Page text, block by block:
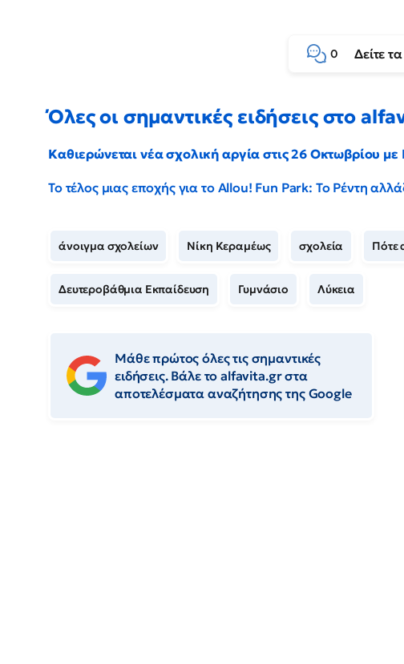
0 Δείτε
Όλες οι σημαντικές ειδήσεις στο
Καθιερώνεται νέα σχολική αργία στις 26 Οκτωβρίου
Το τέλος μιας εποχής για το Allou! Fun Park: Το Ρέντη
άνοιγμα σχολείων Νίκη Κεραμέως σχολεία Πότε
Δευτεροβάθμια Εκπαίδευση Γυμνάσιο Λύκεια
Μάθε πρώτος όλες τις σημαντικές
ειδήσεις. Βάλε το alfavita.gr στα
αποτελέσματα αναζήτησης της Google